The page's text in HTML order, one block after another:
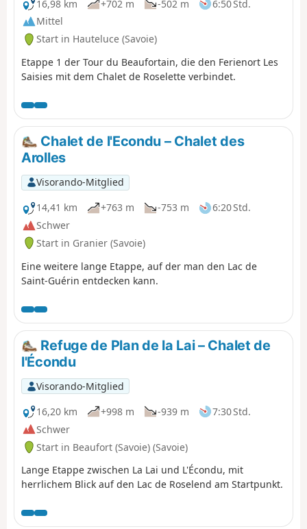
oberhalb von 1100 m Höhe.
16,98 km +702 m -502 m
6:50 Std.
Mittel
Start in Hauteluce (Savoie)
Etappe 1 der Tour du Beaufortain, die den Ferienort Les
Saisies mit dem Chalet de Roselette verbindet.
Chalet de l'Econdu – Chalet des
Arolles
Visorando-Mitglied
14,41 km
+763 m -753 m
6:20 Std.
Schwer
Start in Granier (Savoie)
Eine weitere lange Etappe, auf der man den Lac de
Saint-Guérin entdecken kann.
Refuge de Plan de la Lai – Chalet de
l'Écondu
Visorando-Mitglied
16,20 km
+998 m -939 m
7:30 Std.
Schwer
Start in Beaufort (Savoie) (Savoie)
Lange Etappe zwischen La Lai und L'Écondu, mit
herrlichem Blick auf den Lac de Roselend am Startpunkt.